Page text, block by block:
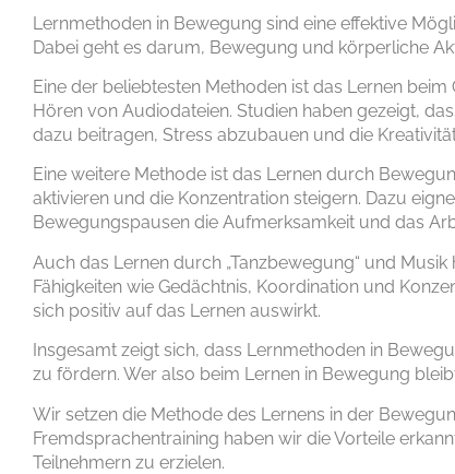
Lernmethoden in Bewegung sind eine effektive
Dabei geht es darum, Bewegung und körperliche
Eine der beliebtesten Methoden ist das Lernen
Hören von Audiodateien. Studien haben gezeigt,
dazu beitragen, Stress abzubauen und die
Eine weitere Methode ist das Lernen durch
aktivieren und die Konzentration steigern. Dazu
Bewegungspausen die Aufmerksamkeit und das
Auch das Lernen durch „Tanzbewegung“ und
Fähigkeiten wie Gedächtnis, Koordination und
sich positiv auf das Lernen auswirkt.
Insgesamt zeigt sich, dass Lernmethoden in
zu fördern. Wer also beim Lernen in Bewegung
Wir setzen die Methode des Lernens in der
Fremdsprachentraining haben wir die Vorteile
Teilnehmern zu erzielen.